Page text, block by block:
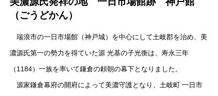
（ごうどかん）
瑞浪市の一日市場館（神戸城）を中心にして土岐郡を治め、美
濃源氏第一の勢力を得ていた源 光基の子光衡は、寿永三年
（1184）一族を率いて鎌倉の頼朝の幕下となりました。
源家鎌倉幕府の開府によって美濃守護となり、土岐町 一日市